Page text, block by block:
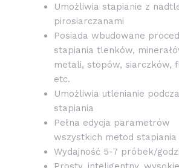
Umożliwia stapianie z
pirosiarczanami
Posiada wbudowane
stapiania tlenków,
metali, stopów, siarczków,
etc.
Umożliwia utlenianie
stapiania
Pełna edycja parametrów
wszystkich metod stapiania
Wydajność 5-7 próbek/